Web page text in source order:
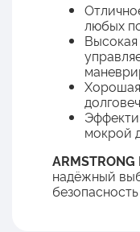
любых
мокрой
надёжный